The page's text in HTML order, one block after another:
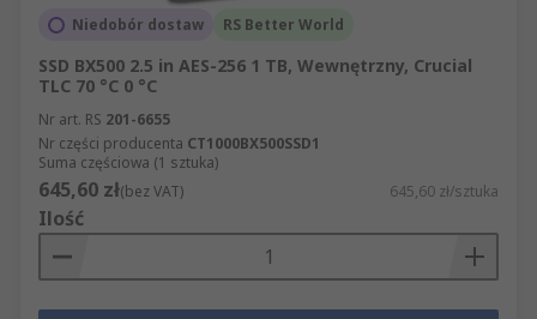
Niedobór dostaw RS Better World
SSD BX500 2.5 in AES-256 1 TB, Wewnętrzny, Crucial
TLC 70 °C 0 °C
Nr art. RS 201-6655
Nr części producenta CT1000BX500SSD1
Suma częściowa (1 sztuka)
645,60 zł(bez VAT) 645,60 zł/sztuka
Ilość